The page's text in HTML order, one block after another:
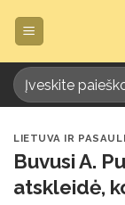
LIETUVA IR
Buvusi A.
atskleidė,